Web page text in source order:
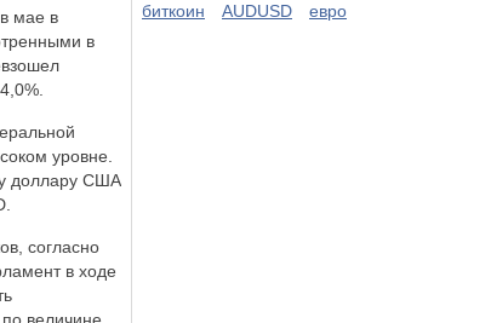
мае в
в
уровне.
доллару США
согласно
в ходе
величине
биткоин
AUDUSD евро